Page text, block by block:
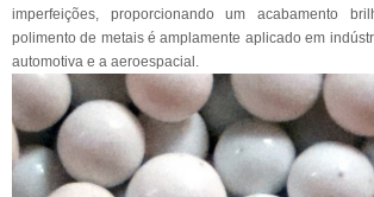
imperfeições, proporcionando um acabamento
polimento de metais é amplamente aplicado em
automotiva e a aeroespacial.